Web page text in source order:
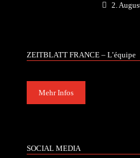
2.
ZEITBLATT FRANCE – L’équipe
Mehr Infos
SOCIAL MEDIA